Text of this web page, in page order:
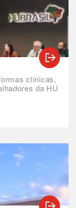
clínicas,
da HU